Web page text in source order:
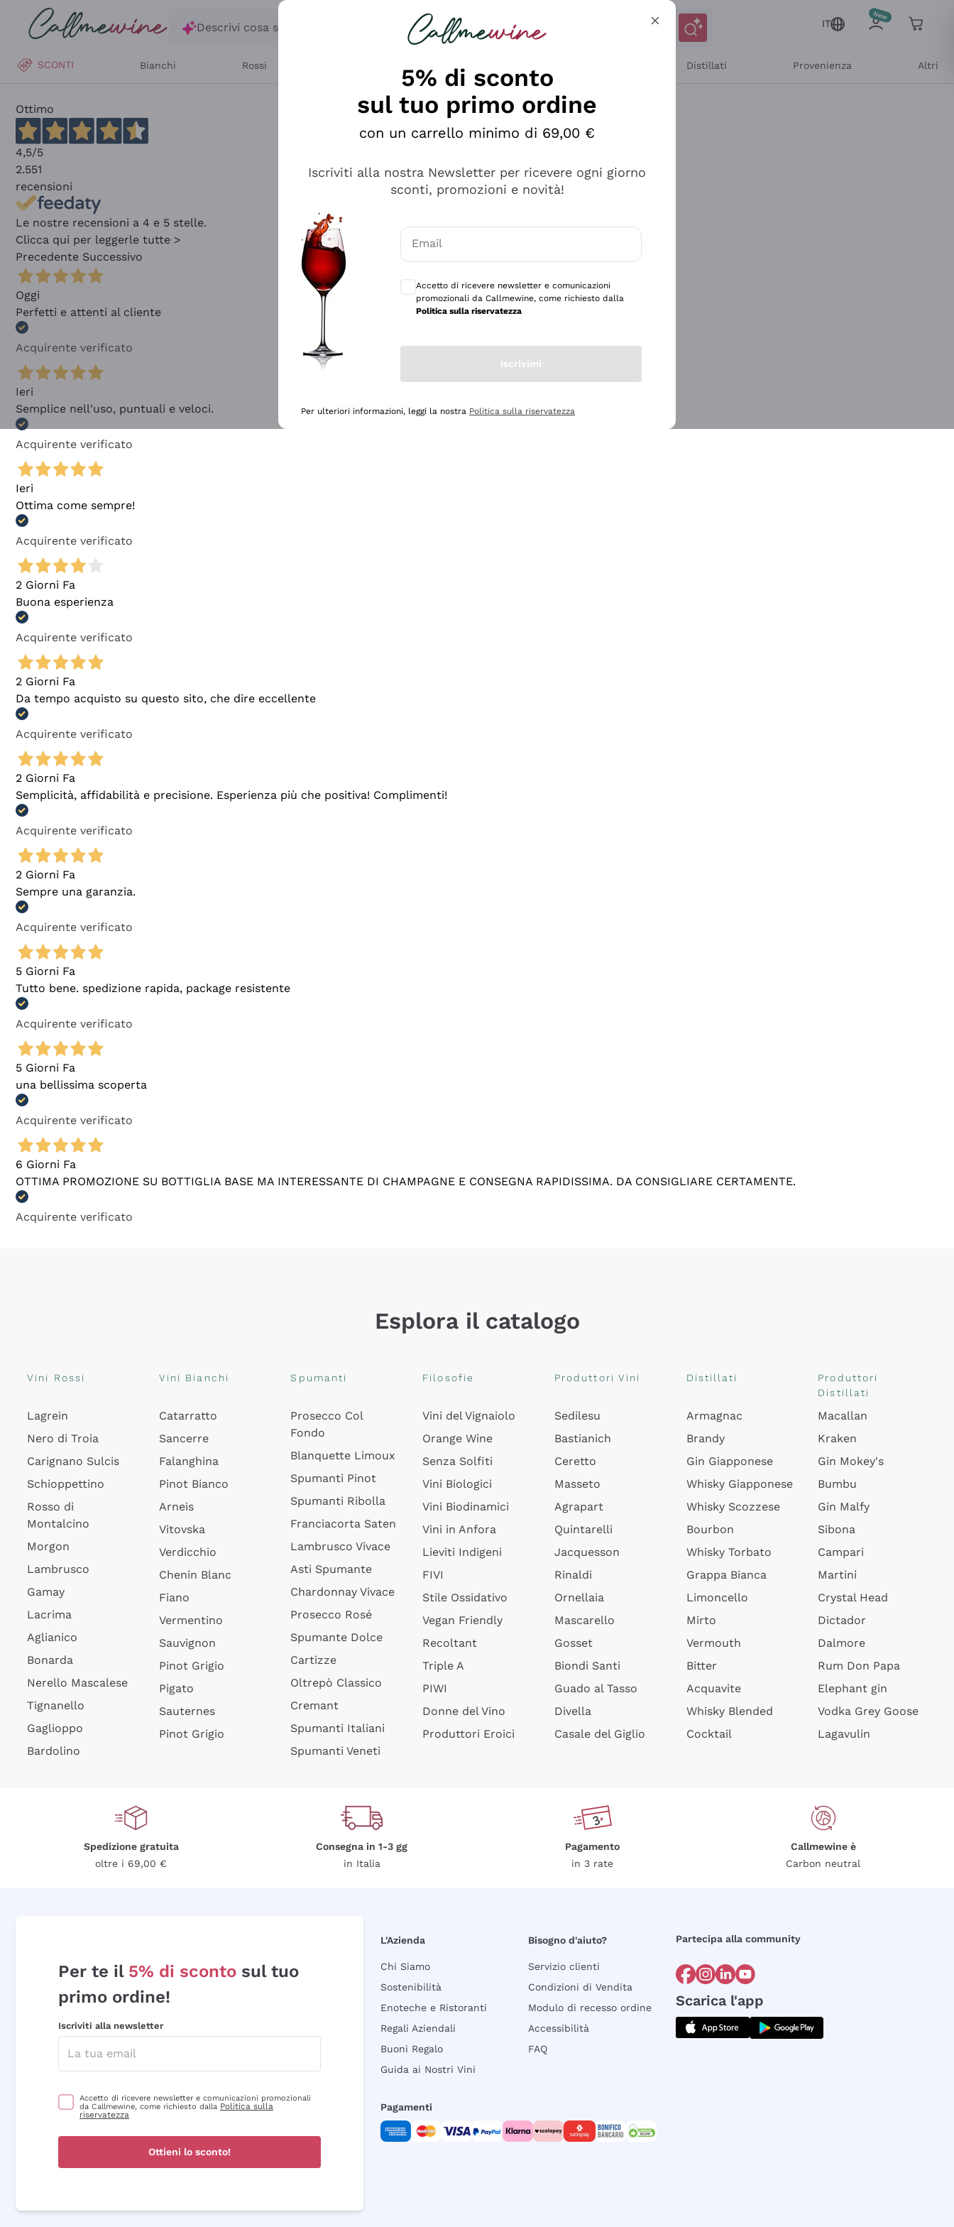
Salta al contenuto principale
Descrivi cosa stai cercando
IT
SCONTI Bianchi Rossi Distillati Provenienza Altri
Ottimo
4,5/5
2.551
recensioni
Le nostre recensioni a 4 e 5 stelle.
Clicca qui per leggerle tutte >
Precedente Successivo
Oggi
Perfetti e attenti al cliente
Acquirente verificato
Ieri
Semplice nell'uso, puntuali e veloci.
Acquirente verificato
Ieri
Ottima come sempre!
Acquirente verificato
2 Giorni Fa
Buona esperienza
Acquirente verificato
2 Giorni Fa
Da tempo acquisto su questo sito, che dire eccellente
Acquirente verificato
2 Giorni Fa
Semplicità, affidabilità e precisione. Esperienza più che positiva! Complimenti!
Acquirente verificato
2 Giorni Fa
Sempre una garanzia.
Acquirente verificato
5 Giorni Fa
Tutto bene. spedizione rapida, package resistente
Acquirente verificato
5 Giorni Fa
una bellissima scoperta
Acquirente verificato
6 Giorni Fa
OTTIMA PROMOZIONE SU BOTTIGLIA BASE MA INTERESSANTE DI CHAMPAGNE E CONSEGNA RAPIDISSIMA. DA CONSIGLIARE CERTAMENTE.
Acquirente verificato
Esplora il catalogo
Vini Rossi
Lagrein
Nero di Troia
Carignano Sulcis
Schioppettino
Rosso di
Montalcino
Morgon
Lambrusco
Gamay
Lacrima
Aglianico
Bonarda
Nerello Mascalese
Tignanello
Gaglioppo
Bardolino
Vini Bianchi
Catarratto
Sancerre
Falanghina
Pinot Bianco
Arneis
Vitovska
Verdicchio
Chenin Blanc
Fiano
Vermentino
Sauvignon
Pinot Grigio
Pigato
Sauternes
Pinot Grigio
Spumanti
Prosecco Col
Fondo
Blanquette Limoux
Spumanti Pinot
Spumanti Ribolla
Franciacorta Saten
Lambrusco Vivace
Asti Spumante
Chardonnay Vivace
Prosecco Rosé
Spumante Dolce
Cartizze
Oltrepò Classico
Cremant
Spumanti Italiani
Spumanti Veneti
Filosofie
Vini del Vignaiolo
Orange Wine
Senza Solfiti
Vini Biologici
Vini Biodinamici
Vini in Anfora
Lieviti Indigeni
FIVI
Stile Ossidativo
Vegan Friendly
Recoltant
Triple A
PIWI
Donne del Vino
Produttori Eroici
Produttori Vini
Sedilesu
Bastianich
Ceretto
Masseto
Agrapart
Quintarelli
Jacquesson
Rinaldi
Ornellaia
Mascarello
Gosset
Biondi Santi
Guado al Tasso
Divella
Casale del Giglio
Distillati
Armagnac
Brandy
Gin Giapponese
Whisky Giapponese
Whisky Scozzese
Bourbon
Whisky Torbato
Grappa Bianca
Limoncello
Mirto
Vermouth
Bitter
Acquavite
Whisky Blended
Cocktail
Produttori
Distillati
Macallan
Kraken
Gin Mokey's
Bumbu
Gin Malfy
Sibona
Campari
Martini
Crystal Head
Dictador
Dalmore
Rum Don Papa
Elephant gin
Vodka Grey Goose
Lagavulin
Spedizione gratuita
oltre i 69,00 €
Consegna in 1-3 gg
in Italia
Pagamento
in 3 rate
Callmewine è
Carbon neutral
Per te il 5% di sconto sul tuo
primo ordine!
Iscriviti alla newsletter
Accetto di ricevere newsletter e comunicazioni promozionali
da Callmewine, come richiesto dalla Politica sulla
riservatezza
Ottieni lo sconto!
L'Azienda
Chi Siamo
Sostenibilità
Enoteche e Ristoranti
Regali Aziendali
Buoni Regalo
Guida ai Nostri Vini
Bisogno d'aiuto?
Servizio clienti
Condizioni di Vendita
Modulo di recesso ordine
Accessibilità
FAQ
Partecipa alla community
Scarica l'app
Pagamenti
5% di sconto
sul tuo primo ordine
con un carrello minimo di 69,00 €
Iscriviti alla nostra Newsletter per ricevere ogni giorno
sconti, promozioni e novità!
Email
Accetto di ricevere newsletter e comunicazioni
promozionali da Callmewine, come richiesto dalla
Politica sulla riservatezza
Iscrivimi
Per ulteriori informazioni, leggi la nostra Politica sulla riservatezza